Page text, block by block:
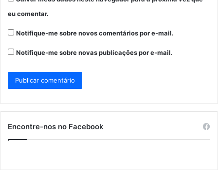
eu comentar.
Notifique-me sobre novos comentários por e-mail.
Notifique-me sobre novas publicações por e-mail.
Encontre-nos no Facebook